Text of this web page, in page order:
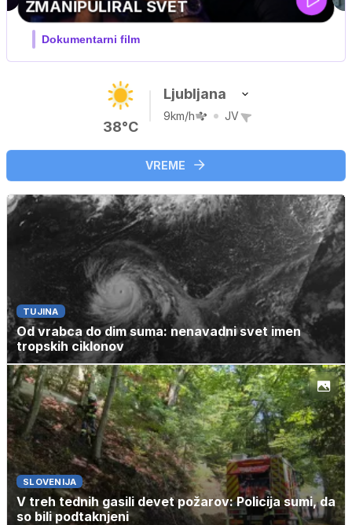
MOJ PRIJATELJ PINGVIN
Film meseca / družinski, pustolovski
38°C
Ljubljana
9km/h JV
VREME
TUJINA
Od vrabca do dim suma: nenavadni svet imen
tropskih ciklonov
SLOVENIJA
V treh tednih gasili devet požarov: Policija sumi, da
so bili podtaknjeni